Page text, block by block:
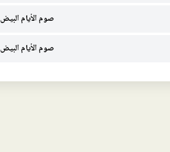
صوم الأيام البيض
صوم الأيام البيض